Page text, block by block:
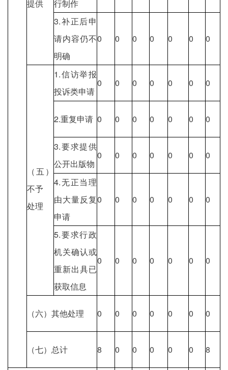
提供
行制作
3.补正后申
请内容仍不
明确
0 0 0 0 0 0 0
（五）
不予
处理
1.信访举报
投诉类申请
0 0 0 0 0 0 0
2.重复申请 0 0 0 0 0 0 0
3.要求提供
公开出版物
0 0 0 0 0 0 0
4.无正当理
由大量反复
申请
0 0 0 0 0 0 0
5.要求行政
机关确认或
重新出具已
获取信息
0 0 0 0 0 0 0
（六）其他处理 0 0 0 0 0 0 0
（七）总计 8 0 0 0 0 0 8